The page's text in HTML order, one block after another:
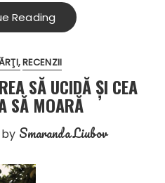
Reading
RECENZII
SĂ UCIDĂ ŞI CEA
SĂ MOARĂ
by Smaranda Liubov